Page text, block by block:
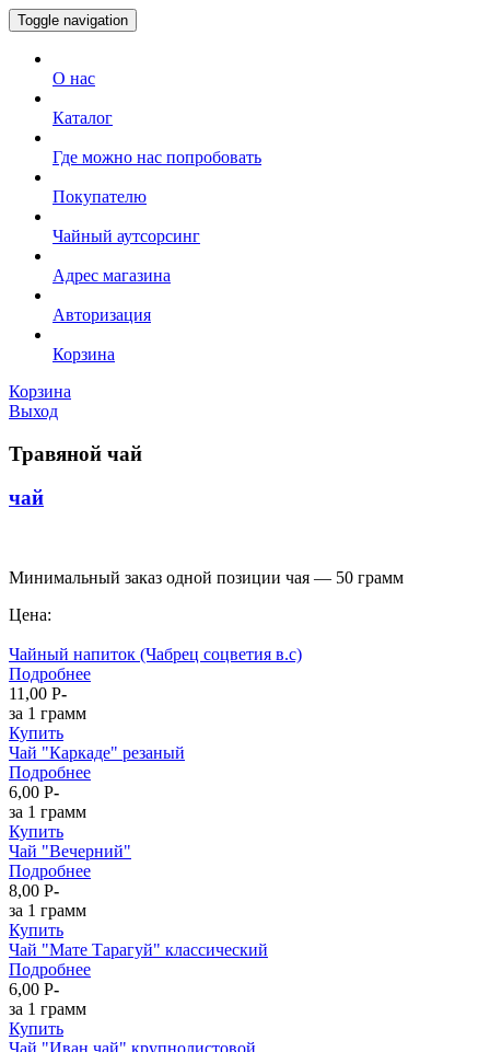
Toggle navigation
О нас
Каталог
Где можно нас попробовать
Покупателю
Чайный аутсорсинг
Адрес магазина
Авторизация
Корзина
Корзина
Выход
Травяной чай
чай
Минимальный заказ одной позиции чая — 50 грамм
Цена:
Чайный напиток (Чабрец соцветия в.с)
Подробнее
11,00 P-
за 1 грамм
Купить
Чай "Каркаде" резаный
Подробнее
6,00 P-
за 1 грамм
Купить
Чай "Вечерний"
Подробнее
8,00 P-
за 1 грамм
Купить
Чай "Мате Тарагуй" классический
Подробнее
6,00 P-
за 1 грамм
Купить